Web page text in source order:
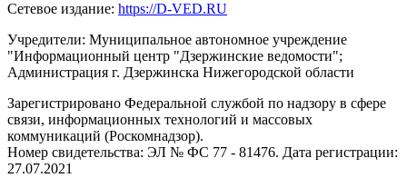
Сетевое издание: https://D-VED.RU
Учредители: Муниципальное автономное учреждение
"Информационный центр "Дзержинские ведомости";
Администрация г. Дзержинска Нижегородской области
Зарегистрировано Федеральной службой по надзору в сфере
связи, информационных технологий и массовых
коммуникаций (Роскомнадзор).
Номер свидетельства: ЭЛ № ФС 77 - 81476. Дата регистрации:
27.07.2021